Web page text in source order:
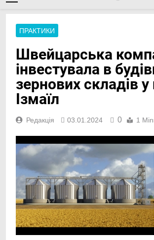
ПРАКТИКИ
Швейцарська
інвестувала в
зернових складів у
Ізмаїл
Редакція 03.01.2024 0 1